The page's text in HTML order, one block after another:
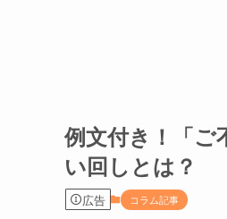
例文付き！「ご
い回しとは？
広告 コラム記事